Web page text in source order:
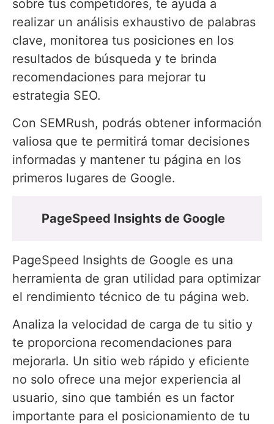
sobre tus competidores, te ayuda a
realizar un análisis exhaustivo de palabras
clave, monitorea tus posiciones en los
resultados de búsqueda y te brinda
recomendaciones para mejorar tu
estrategia SEO.
Con SEMRush, podrás obtener información
valiosa que te permitirá tomar decisiones
informadas y mantener tu página en los
primeros lugares de Google.
PageSpeed Insights de Google
PageSpeed Insights de Google es una
herramienta de gran utilidad para optimizar
el rendimiento técnico de tu página web.
Analiza la velocidad de carga de tu sitio y
te proporciona recomendaciones para
mejorarla. Un sitio web rápido y eficiente
no solo ofrece una mejor experiencia al
usuario, sino que también es un factor
importante para el posicionamiento de tu